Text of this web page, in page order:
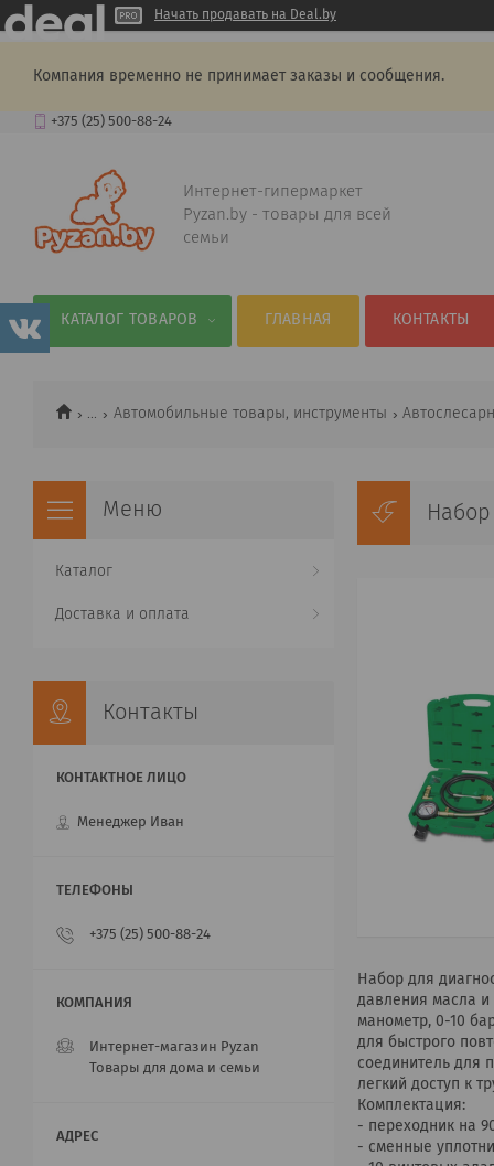
Начать продавать на Deal.by
Компания временно не принимает заказы и сообщения.
+375 (25) 500-88-24
Интернет-гипермаркет
Pyzan.by - товары для всей
семьи
КАТАЛОГ ТОВАРОВ ГЛАВНАЯ КОНТАКТЫ
... Автомобильные товары, инструменты
Набор для
давления масла
манометр, 0-10
для быстрого
соединитель для
легкий доступ к
Комплектация:
- переходник на
- сменные
Каталог
Доставка и оплата
Контакты
Менеджер Иван
+375 (25) 500-88-24
Интернет-магазин Pyzan
Товары для дома и семьи